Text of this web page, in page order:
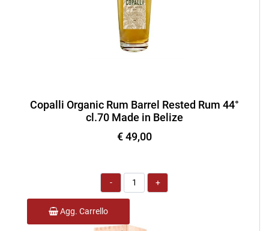
Copalli Organic Rum Barrel Rested Rum 44°
cl.70 Made in Belize
€ 49,00
Quantità
Agg. Carrello